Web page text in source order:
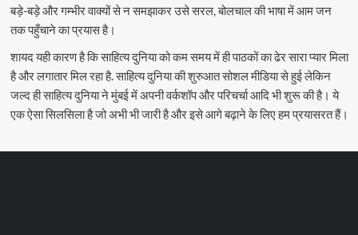
बड़े-बड़े और गम्भीर वाक्यों से न समझाकर उसे सरल, बोलचाल की भाषा में आम जन
तक पहुँचाने का प्रयास है।
शायद यही कारण है कि साहित्य दुनिया को कम समय में ही पाठकों का ढेर सारा प्यार मिला
है और लगातार मिल रहा है. साहित्य दुनिया की शुरुआत सोशल मीडिया से हुई लेकिन
जल्द ही साहित्य दुनिया ने मुंबई में अपनी वर्कशॉप और परिचर्चा आदि भी शुरू की है। ये
एक ऐसा सिलसिला है जो अभी भी जारी है और इसे आगे बढ़ाने के लिए हम प्रयासरत हैं।